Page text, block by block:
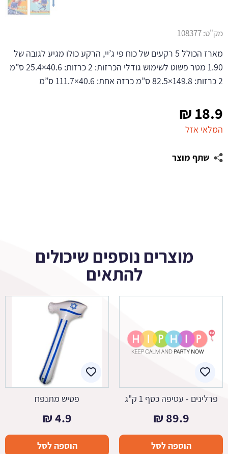
18.9
₪
המלאי אזל
שתף מוצר
מק"ט:108377
מארז הכולל 5 רקעים של כוח פי ג’יי, הרקע כולו מגיע לגובה של
1.90 מטר פשוט לשימוש גודלי הכרזות: 2 כרזות: 40.6×25.4 ס”מ
2 כרזות: 149.8×82.5 ס”מ כרזה אחת: 40.6×111.7 ס”מ
מוצרים נוספים שיכולים
להתאים
פרלינים - עטיפה כסף 1 ק"ג
89.9
₪
הוספה לסל
פטיש מתנפח
4.9
₪
הוספה לסל